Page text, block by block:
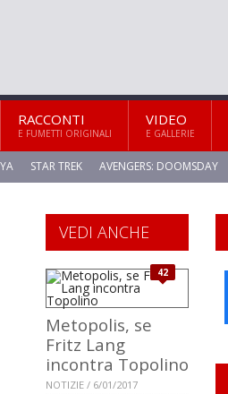
RACCONTI
E FUMETTI ORIGINALI
VIDEO
E GALLERIE
STAR TREK AVENGERS: DOOMSDAY
VEDI ANCHE
42
Metopolis, se
Fritz Lang
incontra Topolino
NOTIZIE / 6/01/2017